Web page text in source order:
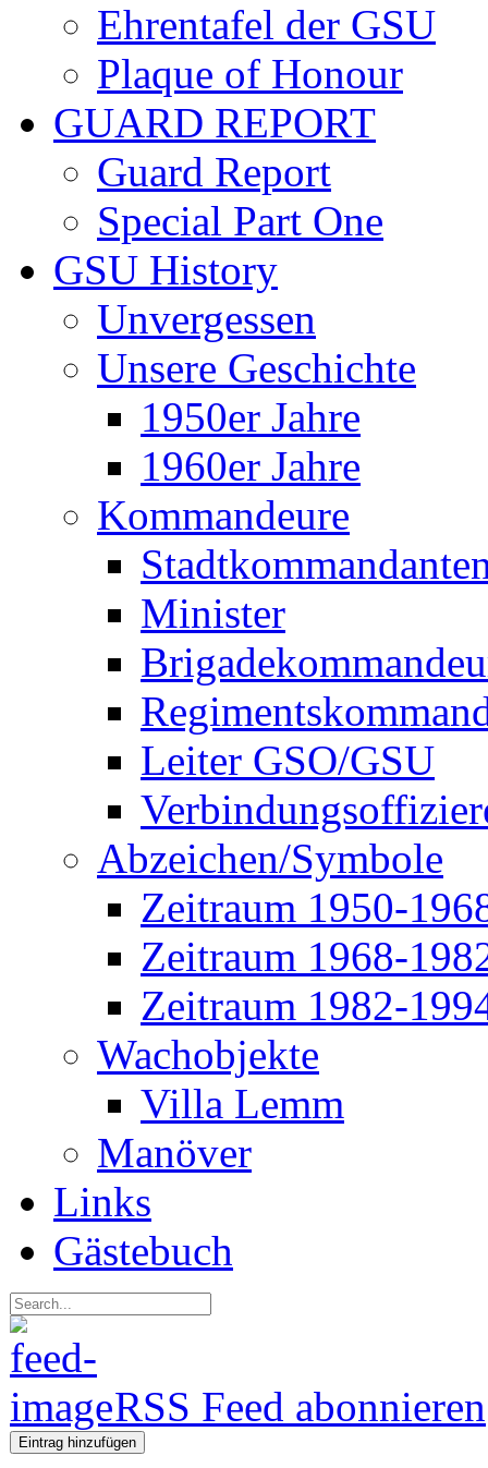
Ehrentafel der GSU
Plaque of Honour
GUARD REPORT
Guard Report
Special Part One
GSU History
Unvergessen
Unsere Geschichte
1950er Jahre
1960er Jahre
Kommandeure
Minister
Leiter GSO/GSU
Abzeichen/Symbole
Zeitraum 1950-
Zeitraum 1968-
Zeitraum 1982-
Wachobjekte
Villa Lemm
Manöver
Links
Gästebuch
RSS Feed abonnieren
Eintrag hinzufügen